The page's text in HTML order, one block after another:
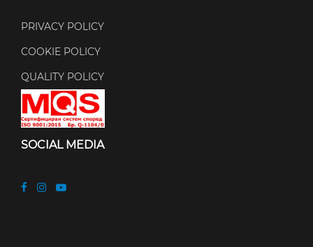
PRIVACY POLICY
COOKIE POLICY
QUALITY POLICY
SOCIAL MEDIA